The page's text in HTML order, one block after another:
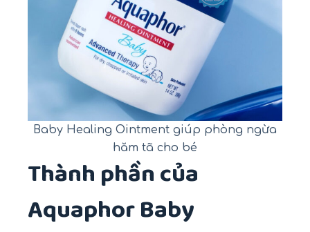
Baby Healing Ointment giúp phòng ngừa
hăm tã cho bé
Thành phần của
Aquaphor Baby